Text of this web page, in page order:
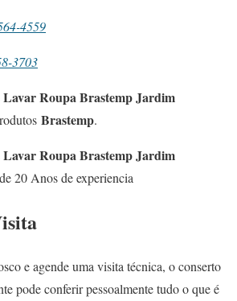
4559
3703
Roupa Brastemp Jardim
Brastemp.
Roupa Brastemp Jardim
20 Anos de experiencia
e agende uma visita técnica, o conserto
pode conferir pessoalmente tudo o que é